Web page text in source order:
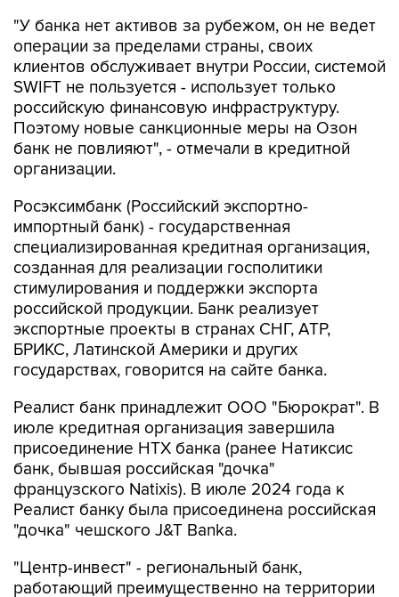
"У банка нет активов за рубежом, он не ведет
операции за пределами страны, своих
клиентов обслуживает внутри России, системой
SWIFT не пользуется - использует только
российскую финансовую инфраструктуру.
Поэтому новые санкционные меры на Озон
банк не повлияют", - отмечали в кредитной
организации.
Росэксимбанк (Российский экспортно-
импортный банк) - государственная
специализированная кредитная организация,
созданная для реализации госполитики
стимулирования и поддержки экспорта
российской продукции. Банк реализует
экспортные проекты в странах СНГ, АТР,
БРИКС, Латинской Америки и других
государствах, говорится на сайте банка.
Реалист банк принадлежит ООО "Бюрократ". В
июле кредитная организация завершила
присоединение НТХ банка (ранее Натиксис
банк, бывшая российская "дочка"
французского Natixis). В июле 2024 года к
Реалист банку была присоединена российская
"дочка" чешского J&T Banka.
"Центр-инвест" - региональный банк,
работающий преимущественно на территории